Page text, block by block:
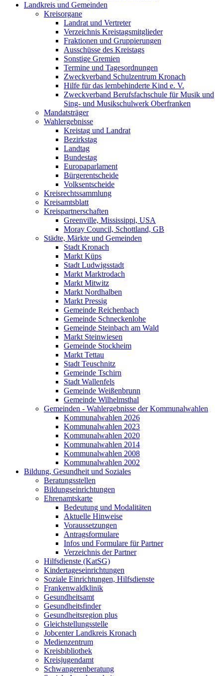
Landkreis und Gemeinden
Kreisorgane
Landrat und Vertreter
Verzeichnis Kreistagsmitglieder
Fraktionen und Gruppierungen
Ausschüsse des Kreistags
Sonstige Gremien
Termine und Tagesordnungen
Zweckverband Schulzentrum Kronach
Hilfe für das lernbehinderte Kind e. V.
Zweckverband Berufsfachschule für Musik und
Sing- und Musikschulwerk Oberfranken
Mandatsträger
Wahlergebnisse
Kreistag und Landrat
Bezirkstag
Landtag
Bundestag
Europaparlament
Bürgerentscheide
Volksentscheide
Kreisrechtssammlung
Kreisamtsblatt
Kreispartnerschaften
Greenville, Mississippi, USA
Moray Council, Schottland, GB
Städte, Märkte und Gemeinden
Stadt Kronach
Markt Küps
Stadt Ludwigsstadt
Markt Marktrodach
Markt Mitwitz
Markt Nordhalben
Markt Pressig
Gemeinde Reichenbach
Gemeinde Schneckenlohe
Gemeinde Steinbach am Wald
Markt Steinwiesen
Gemeinde Stockheim
Markt Tettau
Stadt Teuschnitz
Gemeinde Tschirn
Stadt Wallenfels
Gemeinde Weißenbrunn
Gemeinde Wilhelmsthal
Gemeinden - Wahlergebnisse der Kommunalwahlen
Kommunalwahlen 2026
Kommunalwahlen 2023
Kommunalwahlen 2020
Kommunalwahlen 2014
Kommunalwahlen 2008
Kommunalwahlen 2002
Bildung, Gesundheit und Soziales
Beratungsstellen
Bildungseinrichtungen
Ehrenamtskarte
Bedeutung und Modalitäten
Aktuelle Hinweise
Voraussetzungen
Antragsformulare
Infos und Formulare für Partner
Verzeichnis der Partner
Hilfsdienste (KatSG)
Kindertageseinrichtungen
Soziale Einrichtungen, Hilfsdienste
Frankenwaldklinik
Gesundheitsamt
Gesundheitsfinder
Gesundheitsregion plus
Gleichstellungsstelle
Jobcenter Landkreis Kronach
Medienzentrum
Kreisbibliothek
Kreisjugendamt
Schwangerenberatung